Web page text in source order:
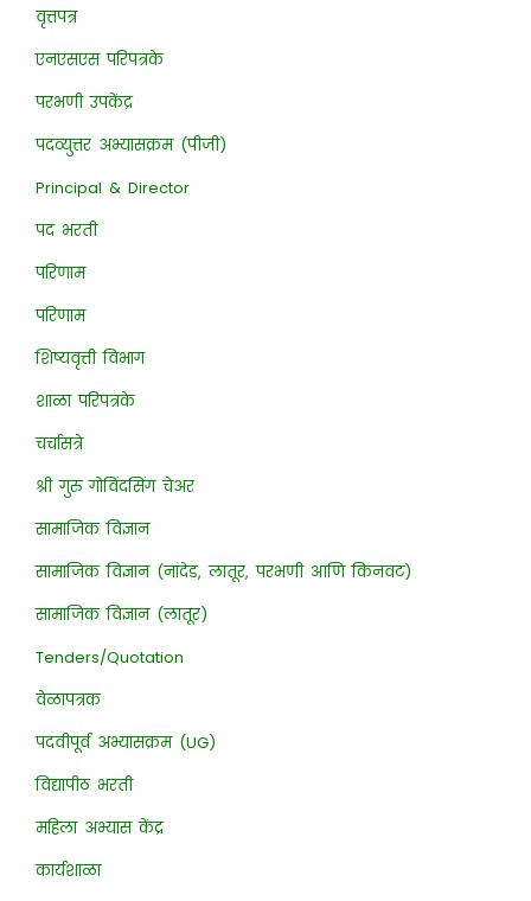
वृत्तपत्र
एनएसएस परिपत्रके
परभणी उपकेंद्र
पदव्युत्तर अभ्यासक्रम (पीजी)
Principal & Director
पद भरती
परिणाम
परिणाम
शिष्यवृत्ती विभाग
शाळा परिपत्रके
चर्चासत्रे
श्री गुरु गोविंदसिंग चेअर
सामाजिक विज्ञान
सामाजिक विज्ञान (नांदेड, लातूर, परभणी आणि किनवट)
सामाजिक विज्ञान (लातूर)
Tenders/Quotation
वेळापत्रक
पदवीपूर्व अभ्यासक्रम (UG)
विद्यापीठ भरती
महिला अभ्यास केंद्र
कार्यशाळा